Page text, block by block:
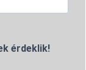
érdeklik!